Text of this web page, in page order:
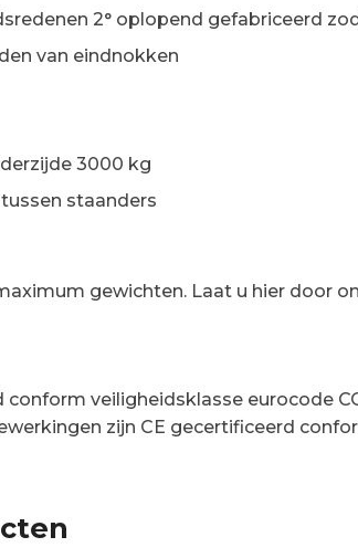
2° oplopend gefabriceerd
van eindnokken
3000 kg
staanders
gewichten. Laat u hier door
veiligheidsklasse eurocode
zijn CE gecertificeerd